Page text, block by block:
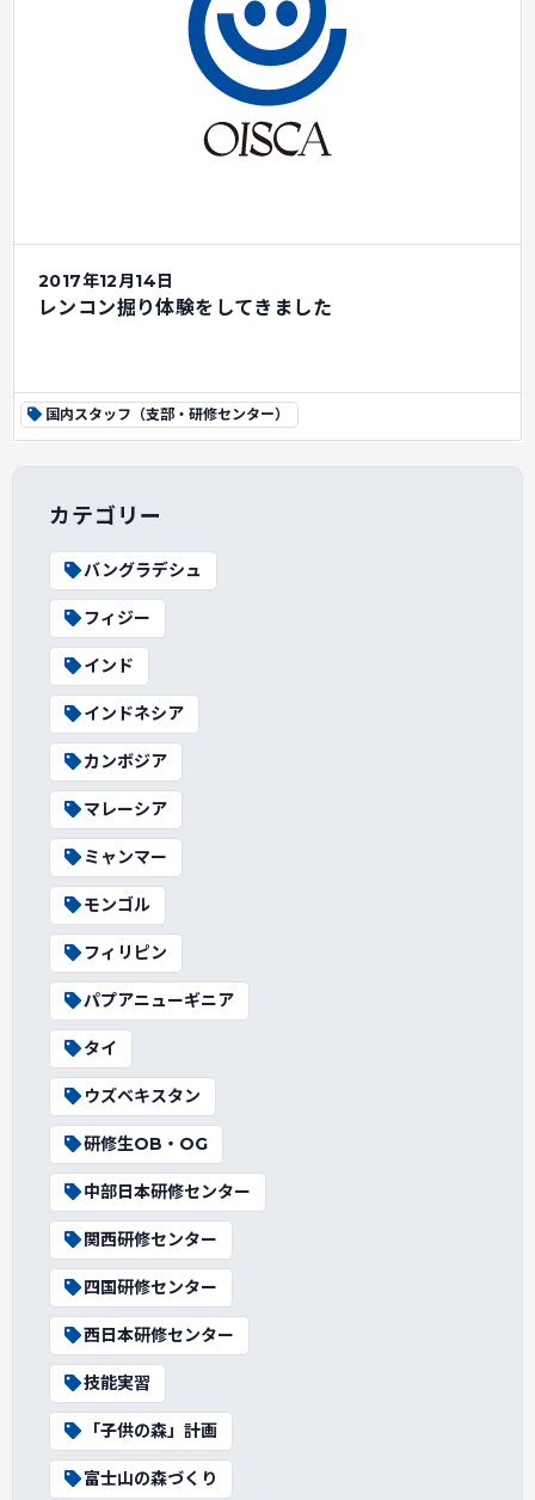
2017年12月14日
レンコン掘り体験をしてきました
国内スタッフ（支部・研修センター）
カテゴリー
バングラデシュ
フィジー
インド
インドネシア
カンボジア
マレーシア
ミャンマー
モンゴル
フィリピン
パプアニューギニア
タイ
ウズベキスタン
研修生OB・OG
中部日本研修センター
関西研修センター
四国研修センター
西日本研修センター
技能実習
「子供の森」計画
富士山の森づくり